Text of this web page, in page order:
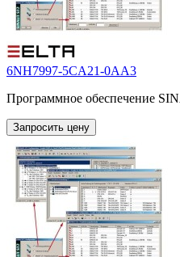
6NH7997-5CA21-0AA3
Программное обеспечение
Запросить цену